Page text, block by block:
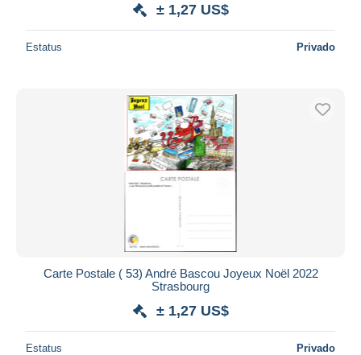
± 1,27 US$
Estatus Privado
Carte Postale ( 53) André Bascou Joyeux Noël 2022
Strasbourg
± 1,27 US$
Estatus Privado